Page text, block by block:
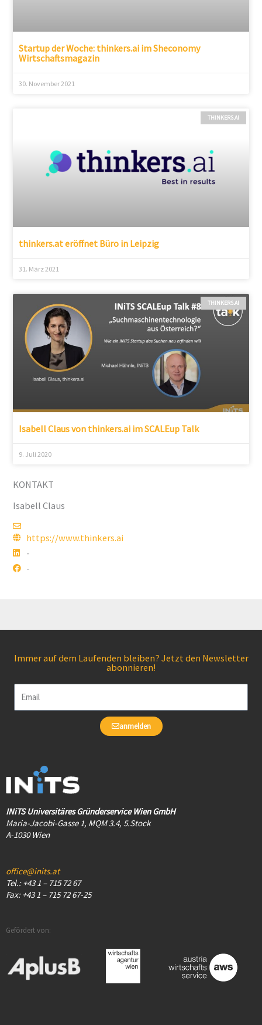
Startup der Woche: thinkers.ai im Sheconomy
Wirtschaftsmagazin
30. November 2021
THINKERS.AI
thinkers.at eröffnet Büro in Leipzig
31. März 2021
THINKERS.AI
Isabell Claus von thinkers.ai im SCALEup Talk
9. Juli 2020
KONTAKT
Isabell Claus
https://www.thinkers.ai
-
-
Immer auf dem Laufenden bleiben? Jetzt den Newsletter
abonnieren!
Email
anmelden
INiTS Universitäres Gründerservice Wien GmbH
Maria-Jacobi-Gasse 1, MQM 3.4, 5.Stock
A-1030 Wien
office@inits.at
Tel.: +43 1 – 715 72 67
Fax: +43 1 – 715 72 67-25
Gefördert von: